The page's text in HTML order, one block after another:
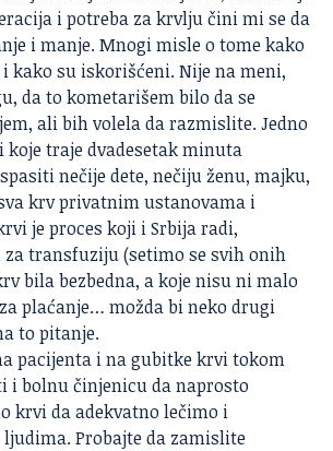
i potreba za krvlju čini mi se da
i manje. Mnogi misle o tome kako
kako su iskorišćeni. Nije na meni,
da to kometarišem bilo da se
ali bih volela da razmislite. Jedno
koje traje dvadesetak minuta
nečije dete, nečiju ženu, majku,
krv privatnim ustanovama i
je proces koji i Srbija radi,
za transfuziju (setimo se svih onih
bila bezbedna, a koje nisu ni malo
plaćanje… možda bi neko drugi
to pitanje.
pacijenta i na gubitke krvi tokom
i bolnu činjenicu da naprosto
krvi da adekvatno lečimo i
Probajte da zamislite